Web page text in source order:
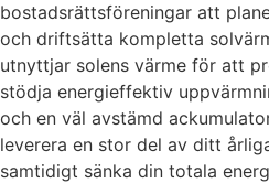
bostadsrättsföreningar att
och driftsätta kompletta
utnyttjar solens värme för att
stödja energieffektiv
och en väl avstämd
leverera en stor del av ditt
samtidigt sänka din totala